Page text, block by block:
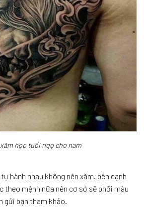
hợp tuổi ngọ cho nam
hành nhau không nên xăm. bên cạnh
theo mệnh nữa nên cơ sở sẽ phối màu
gửi bạn tham khảo.